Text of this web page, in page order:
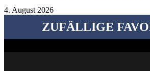
4. August 2026
ZUFÄLLIGE